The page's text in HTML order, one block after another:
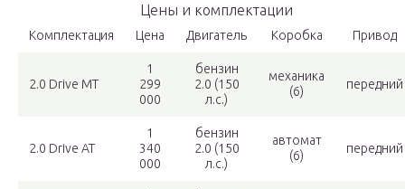
Цены и комплектации
Комплектация Цена Двигатель Коробка Привод
2.0 Drive MT
1
299
000
бензин
2.0 (150
л.с.)
механика
(6)
передний
2.0 Drive AT
1
340
000
бензин
2.0 (150
л.с.)
автомат
(6)
передний